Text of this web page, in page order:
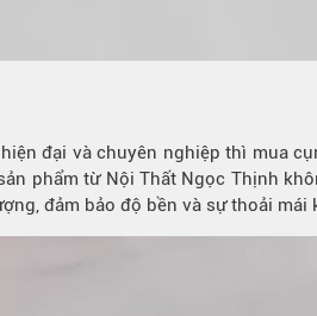
đại và chuyên nghiệp thì mua
phẩm từ Nội Thất Ngọc Thịnh
đảm bảo độ bền và sự thoải